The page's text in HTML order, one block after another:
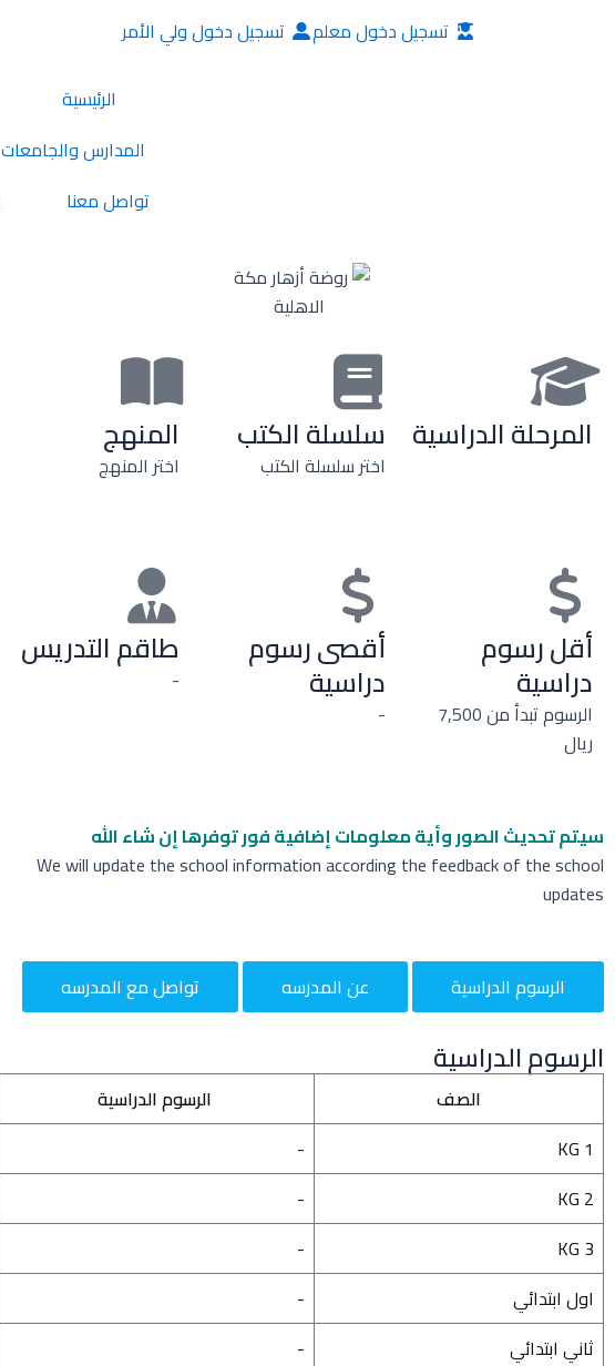
تسجيل دخول معلم تسجيل دخول ولي الأمر
الرئيسية
المدارس والجامعات
تواصل معنا
المرحلة الدراسية سلسلة الكتب
اختر سلسلة الكتب
المنهج
اختر المنهج
أقل رسوم
دراسية
الرسوم تبدأ من 7,500
ريال
أقصى رسوم
دراسية
-
طاقم التدريس
-
سيتم تحديث الصور وأية معلومات إضافيةفور توفرها إن شاء الله
We will update the school information according the feedback of the school
updates
الرسوم الدراسية عن المدرسه تواصل مع المدرسه
الرسوم الدراسية
الصف
الرسوم الدراسية
KG 1
-
KG 2
-
KG 3
-
اول ابتدائي
-
ثاني ابتدائي
-